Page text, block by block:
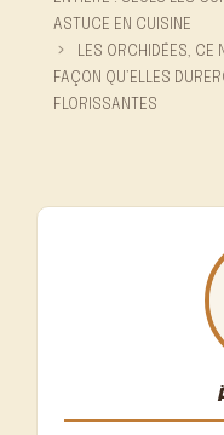
ASTUCE EN CUISINE
LES ORCHIDÉES, CE
FAÇON QU’ELLES
FLORISSANTES